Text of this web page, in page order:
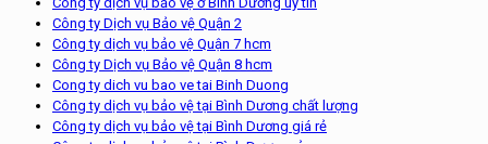
Công ty Dịch vụ Bảo vệ Quận 2
Công ty dịch vụ bảo vệ Quận 7 hcm
Công ty Dịch vụ Bảo vệ Quận 8 hcm
Cong ty dich vu bao ve tai Binh Duong
Công ty dịch vụ bảo vệ tại Bình Dương chất lượng
Công ty dịch vụ bảo vệ tại Bình Dương giá rẻ